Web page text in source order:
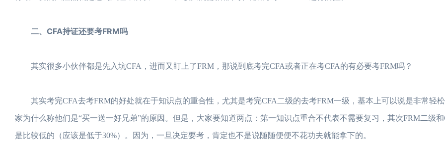
二、CFA持证还要考FRM吗
其实很多小伙伴都是先入坑CFA，进而又盯上了FRM，那说到底考完CFA或者正在考CFA的有必要考FRM吗？
其实考完CFA去考FRM的好处就在于知识点的重合性，尤其是考完CFA二级的去考FRM一级，基本上可以说是非常轻
家为什么称他们是“买一送一好兄弟”的原因。但是，大家要知道两点：第一知识点重合不代表不需要复习，其次FRM二级
是比较低的（应该是低于30%）。因为，一旦决定要考，肯定也不是说随随便便不花功夫就能拿下的。